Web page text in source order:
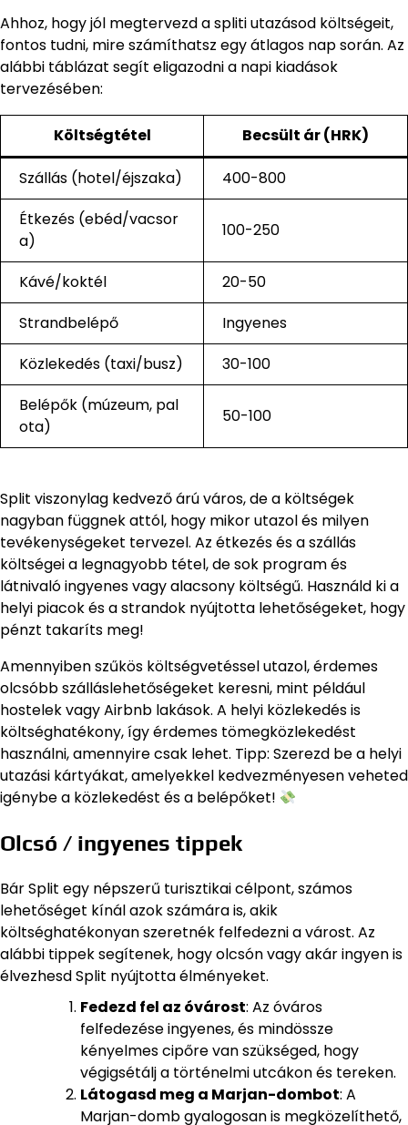
Ahhoz, hogy jól megtervezd a spliti utazásod költségeit,
fontos tudni, mire számíthatsz egy átlagos nap során. Az
alábbi táblázat segít eligazodni a napi kiadások
tervezésében:
Költségtétel Becsült ár (HRK)
Szállás (hotel/éjszaka)
400-800
Étkezés (ebéd/vacsor
a)
100-250
Kávé/koktél
20-50
Strandbelépő
Ingyenes
Közlekedés (taxi/busz)
30-100
Belépők (múzeum, pal
ota)
50-100
Split viszonylag kedvező árú város, de a költségek
nagyban függnek attól, hogy mikor utazol és milyen
tevékenységeket tervezel. Az étkezés és a szállás
költségei a legnagyobb tétel, de sok program és
látnivaló ingyenes vagy alacsony költségű. Használd ki a
helyi piacok és a strandok nyújtotta lehetőségeket, hogy
pénzt takaríts meg!
Amennyiben szűkös költségvetéssel utazol, érdemes
olcsóbb szálláslehetőségeket keresni, mint például
hostelek vagy Airbnb lakások. A helyi közlekedés is
költséghatékony, így érdemes tömegközlekedést
használni, amennyire csak lehet. Tipp: Szerezd be a helyi
utazási kártyákat, amelyekkel kedvezményesen veheted
igénybe a közlekedést és a belépőket!
Olcsó / ingyenes tippek
Bár Split egy népszerű turisztikai célpont, számos
lehetőséget kínál azok számára is, akik
költséghatékonyan szeretnék felfedezni a várost. Az
alábbi tippek segítenek, hogy olcsón vagy akár ingyen is
élvezhesd Split nyújtotta élményeket.
Fedezd fel az óvárost: Az óváros
felfedezése ingyenes, és mindössze
kényelmes cipőre van szükséged, hogy
végigsétálj a történelmi utcákon és tereken.
Látogasd meg a Marjan-dombot: A
Marjan-domb gyalogosan is megközelíthető,